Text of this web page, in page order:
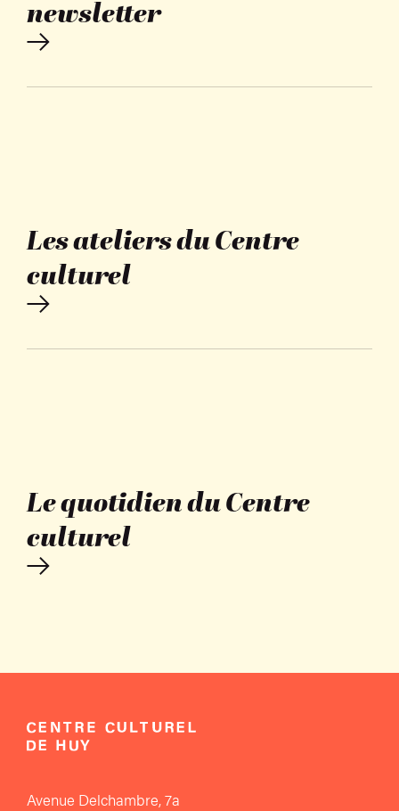
newsletter
Les ateliers du Centre
culturel
Le quotidien du Centre
culturel
Avenue Delchambre, 7a